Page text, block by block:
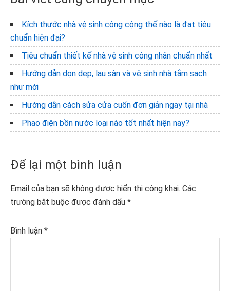
Kích thước nhà vệ sinh công cộng thế nào là đạt tiêu
chuẩn hiện đại?
Tiêu chuẩn thiết kế nhà vệ sinh công nhân chuẩn nhất
Hướng dẫn dọn dẹp, lau sàn và vệ sinh nhà tắm sạch
như mới
Hướng dẫn cách sửa cửa cuốn đơn giản ngay tại nhà
Phao điện bồn nước loại nào tốt nhất hiện nay?
Reader
Interactions
Để lại một bình luận
Email của bạn sẽ không được hiển thị công khai. Các
trường bắt buộc được đánh dấu *
Bình luận *